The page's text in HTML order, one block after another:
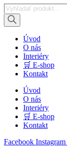
Products
search
Úvod
O nás
Interiéry
🛒 E-shop
Kontakt
Úvod
O nás
Interiéry
🛒 E-shop
Kontakt
Facebook Instagram